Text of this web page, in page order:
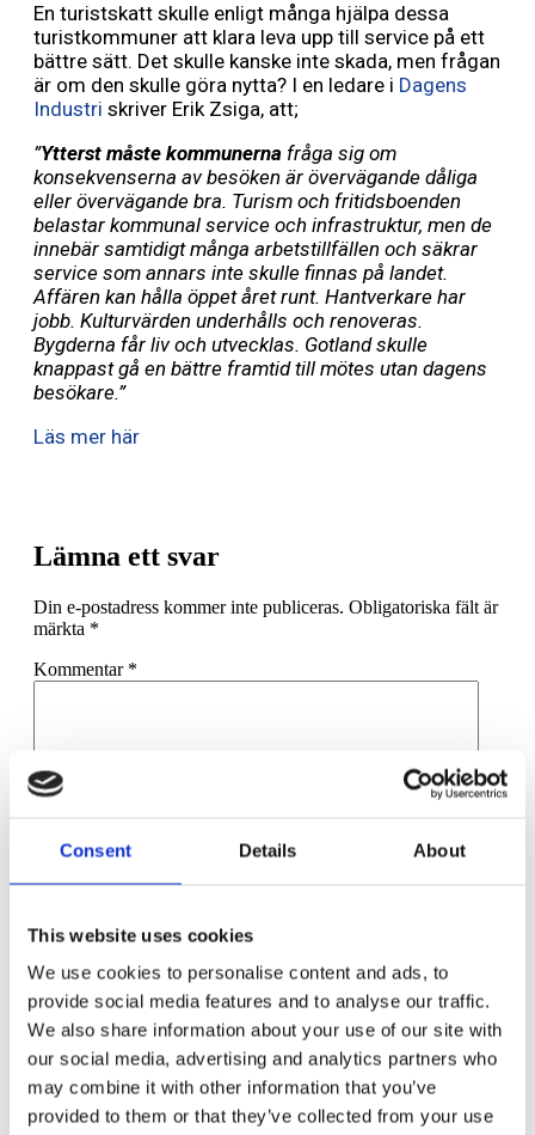
Consent Details About
This website uses cookies
We use cookies to personalise content and ads, to
provide social media features and to analyse our traffic.
We also share information about your use of our site with
our social media, advertising and analytics partners who
may combine it with other information that you’ve
provided to them or that they’ve collected from your use
En turistskatt skulle enligt många hjälpa dessa
turistkommuner att klara leva upp till service på ett
bättre sätt. Det skulle kanske inte skada, men frågan
är om den skulle göra nytta? I en ledare i Dagens
Industri skriver Erik Zsiga, att;
”Ytterst måste kommunerna fråga sig om
konsekvenserna av besöken är övervägande dåliga
eller övervägande bra. Turism och fritidsboenden
belastar kommunal service och infrastruktur, men de
innebär samtidigt många arbetstillfällen och säkrar
service som annars inte skulle finnas på landet.
Affären kan hålla öppet året runt. Hantverkare har
jobb. Kulturvärden underhålls och renoveras.
Bygderna får liv och utvecklas. Gotland skulle
knappast gå en bättre framtid till mötes utan dagens
besökare.”
Läs mer här
Lämna ett svar
Din e-postadress kommer inte publiceras. Obligatoriska fält är
märkta *
Kommentar *
Spara mitt namn, min e-postadress och webbplats i denna
webbläsare till nästa gång jag skriver en kommentar.